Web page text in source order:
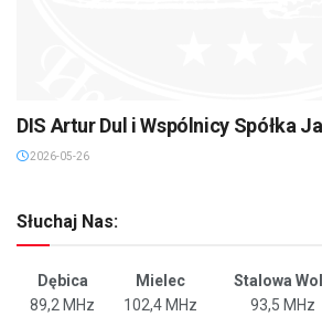
DIS Artur Dul i Wspólnicy Spółka
2026-05-26
Słuchaj Nas:
Dębica Mielec Stalowa
89,2 MHz
102,4 MHz 93,5 MHz